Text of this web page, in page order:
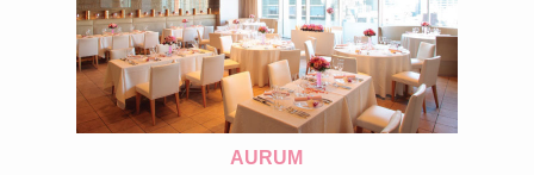
AURUM